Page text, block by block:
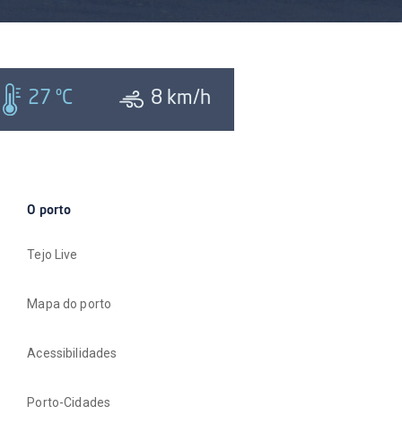
27 ºC 8 km/h
O porto
Tejo Live
Mapa do porto
Acessibilidades
Porto-Cidades